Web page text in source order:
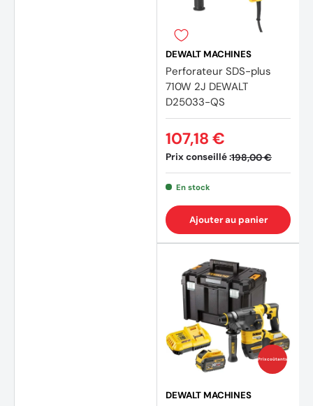
DEWALT MACHINES
Perforateur SDS-plus
710W 2J DEWALT
D25033-QS
Prix conseillé :198,00 €
107,18 €
En stock
Ajouter au panier
Prix coûtants
DEWALT MACHINES